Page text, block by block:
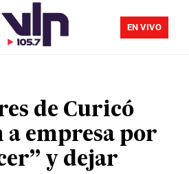
EN VIVO
de Curicó
a empresa por
y dejar